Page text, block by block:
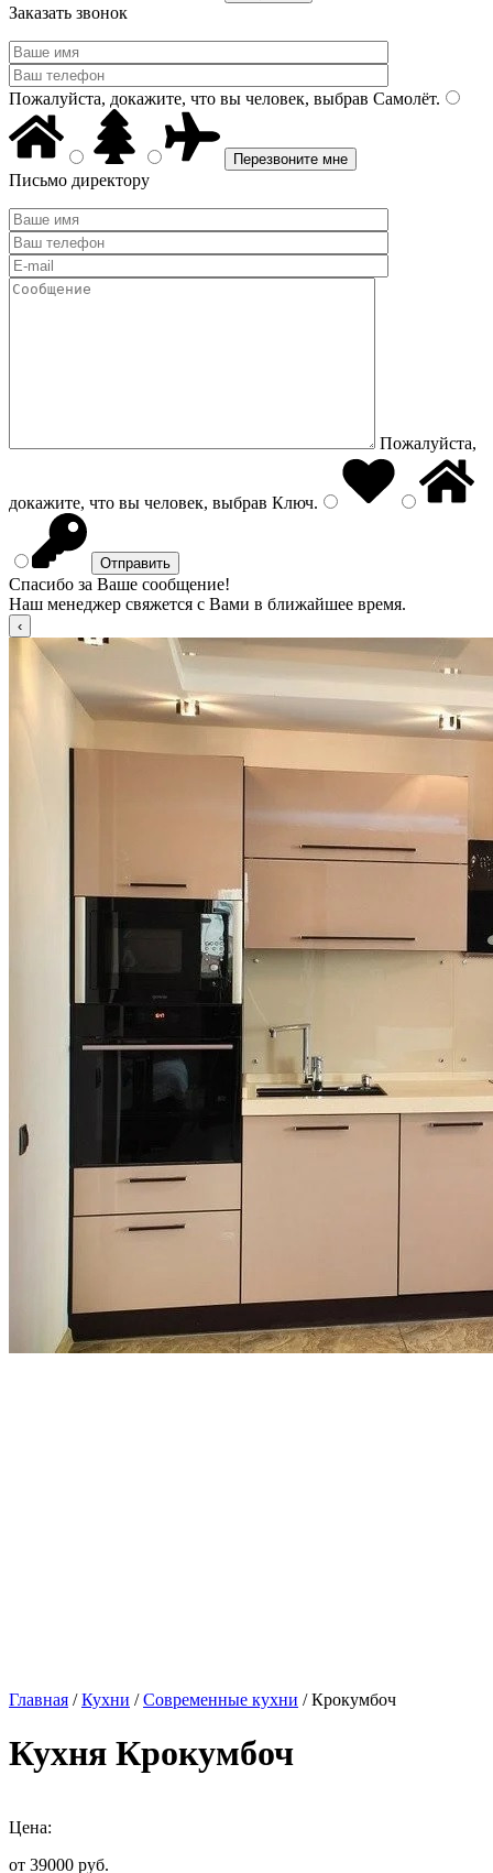
Заказать звонок
Пожалуйста, докажите, что вы человек, выбрав Самолёт.
Письмо директору
Пожалуйста,
докажите, что вы человек, выбрав Ключ.
Спасибо за Ваше сообщение!
Наш менеджер свяжется с Вами в ближайшее время.
Главная /Кухни /Современные кухни / Крокумбоч
Кухня Крокумбоч
Цена:
от 39000 руб.